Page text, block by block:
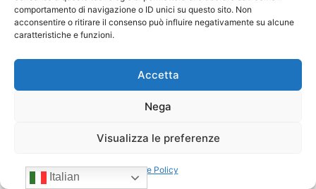
comportamento di navigazione o ID unici su questo sito. Non
acconsentire o ritirare il consenso può influire negativamente su alcune
caratteristiche e funzioni.
Accetta
Nega
Visualizza le preferenze
Cookie Policy
In CONFIDA l’ingresso di 4 nuovi
associati
22/07/2026
Italian